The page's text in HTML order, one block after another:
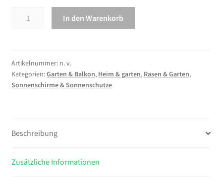
800
x
80
In den Warenkorb
Artikelnummer: 47194
Kategorien:Garten & Balkon, Heim & garten, Rasen & Garten,
Sonnenschirme & Sonnenschutze
Beschreibung
Zusätzliche Informationen